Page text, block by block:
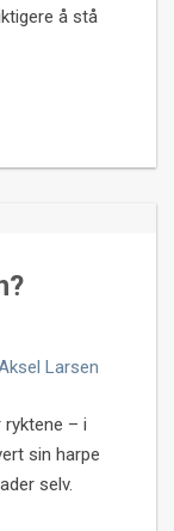
å stå
Larsen
ryktene – i
sin harpe
selv.